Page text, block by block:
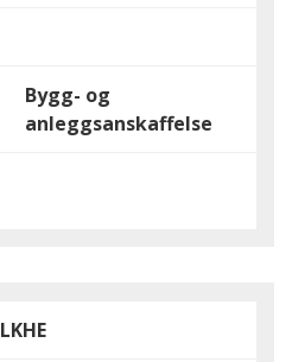
Bygg- og
anleggsanskaffelse
LKHE